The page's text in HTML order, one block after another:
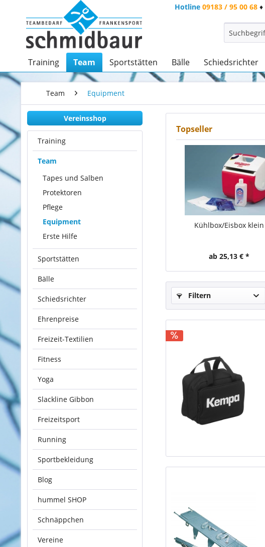
Hotline 09183 / 95 00 68 ♦
Training Team Sportstätten Bälle Schiedsrichter
Team Equipment
Vereinsshop
Training
Team
Tapes und Salben
Protektoren
Pflege
Equipment
Erste Hilfe
Sportstätten
Bälle
Schiedsrichter
Ehrenpreise
Freizeit-Textilien
Fitness
Yoga
Slackline Gibbon
Freizeitsport
Running
Sportbekleidung
Blog
hummel SHOP
Schnäppchen
Vereine
Topseller
Kühlbox/Eisbox klein
ab 25,13 € *
Filtern